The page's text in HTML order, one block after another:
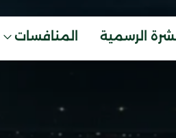
الرسمية المنافسات